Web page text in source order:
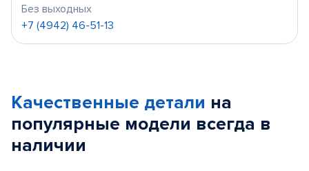
Без выходных
+7 (4942) 46-51-13
Качественные детали на
популярные модели всегда в
наличии